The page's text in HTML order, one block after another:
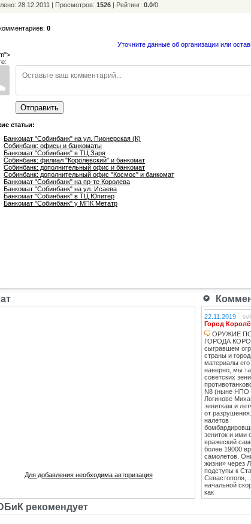
28.12.2011 | Просмотров: 1526 | Рейтинг: 0.0/0
0
Уточните данные об организации или
Отправить
статьи:
Банкомат "Собинбанк" на ул. Пионерская (К)
Собинбанк: офисы и банкоматы
Банкомат "Собинбанк" в ТЦ Заря
Собинбанк: филиал "Королёвский" и банкомат
Собинбанк: дополнительный офис и банкомат
Собинбанк: дополнительный офис "Космос" и банкомат
Банкомат "Собинбанк" на пр-те Королева
Банкомат "Собинбанк" на ул. Исаева
Банкомат "Собинбанк" в ТЦ Юпитер
Банкомат "Собинбанк" у МПК Метатр
Для добавления необходима авторизация
22.11.2019 -
Город
ОРУЖИЕ
ГОРОДА
сыгравшем
страны и
материалы его
наверно, мы
советских
N8 (ныне
Логинове
зениткам и
от
налетов
зениток и ими
вражеский
более 19000
самолетов.
жизни» через
подступы к
Севастополя,
начальной
как
Пантера. С
рекомендует